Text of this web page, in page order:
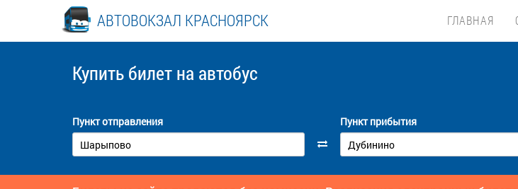
АВТОВОКЗАЛ КРАСНОЯРСК ГЛАВНАЯ
Купить билет на автобус
Пункт отправления Пункт прибытия